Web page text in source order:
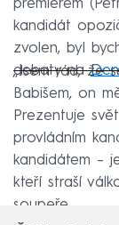
premiérem
kandidát
zvolen, byl
debaty na
„Jsem rád, že
Babišem, on
Prezentuje
provládním
kandidátem –
kteří straší
soupeře.